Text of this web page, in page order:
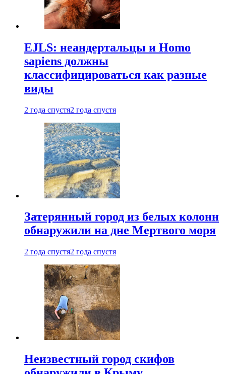
EJLS: неандертальцы и Homo
sapiens должны
классифицироваться как разные
виды
2 года спустя2 года спустя
Затерянный город из белых колонн
обнаружили на дне Мертвого моря
2 года спустя2 года спустя
Неизвестный город скифов